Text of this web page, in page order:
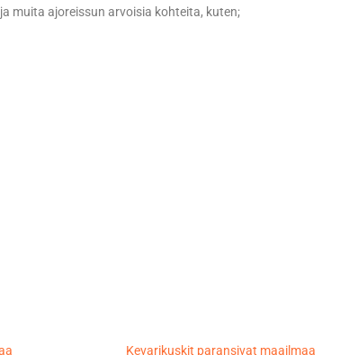
muita ajoreissun arvoisia kohteita, kuten;
Kevarikuskit paransivat maailmaa